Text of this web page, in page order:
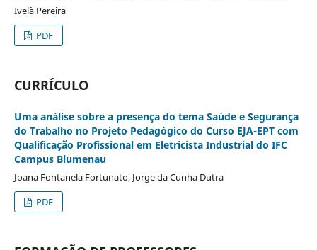
Ivelã Pereira
PDF
CURRÍCULO
Uma análise sobre a presença do tema Saúde e Segurança
do Trabalho no Projeto Pedagógico do Curso EJA-EPT com
Qualificação Profissional em Eletricista Industrial do IFC
Campus Blumenau
Joana Fontanela Fortunato, Jorge da Cunha Dutra
PDF